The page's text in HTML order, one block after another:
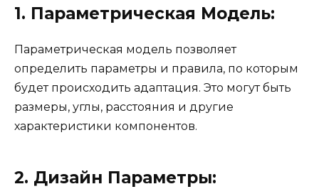
1. Параметрическая Модель:
Параметрическая модель позволяет
определить параметры и правила, по которым
будет происходить адаптация. Это могут быть
размеры, углы, расстояния и другие
характеристики компонентов.
2. Дизайн Параметры: